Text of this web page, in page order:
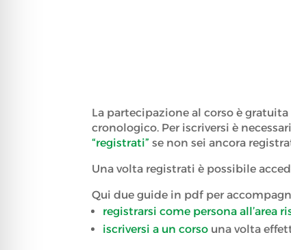
La partecipazione al corso è
cronologico. Per iscriversi è
“registrati” se non sei ancora
Una volta registrati è possibile
Qui due guide in pdf per
registrarsi come persona all’area
iscriversi a un corso una volta